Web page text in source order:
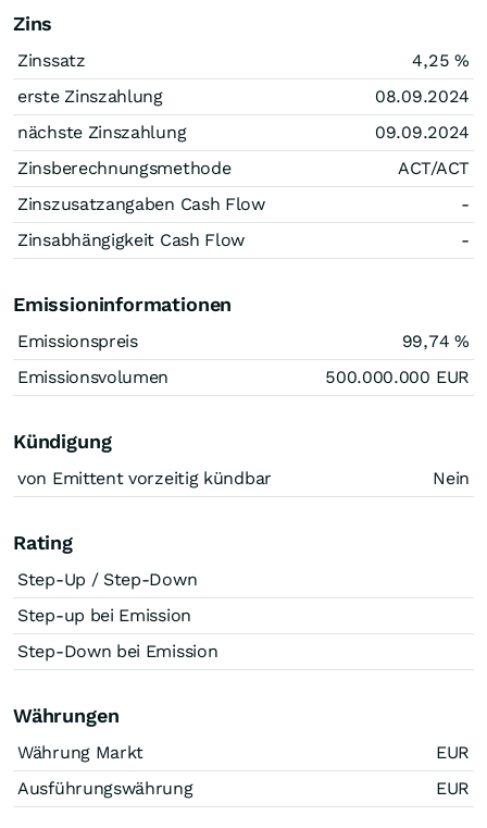
Zins
Zinssatz 4,25 %
erste Zinszahlung
08.09.2024
nächste Zinszahlung
09.09.2024
Zinsberechnungsmethode
ACT/ACT
Zinszusatzangaben Cash Flow
-
Zinsabhängigkeit Cash Flow
-
Emissioninformationen
Emissionspreis 99,74 %
Emissionsvolumen
500.000.000 EUR
Kündigung
von Emittent vorzeitig kündbar Nein
Rating
Step-Up / Step-Down
Step-up bei Emission
Step-Down bei Emission
Währungen
Währung Markt
EUR
Ausführungswährung
EUR